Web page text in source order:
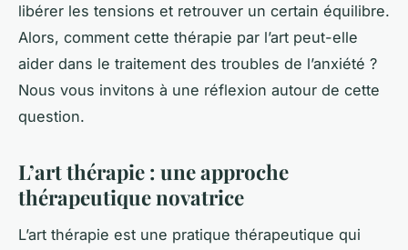
libérer les tensions et retrouver un certain équilibre.
Alors, comment cette thérapie par l’art peut-elle
aider dans le traitement des troubles de l’anxiété ?
Nous vous invitons à une réflexion autour de cette
question.
L’art thérapie : une approche
thérapeutique novatrice
L’art thérapie est une pratique thérapeutique qui